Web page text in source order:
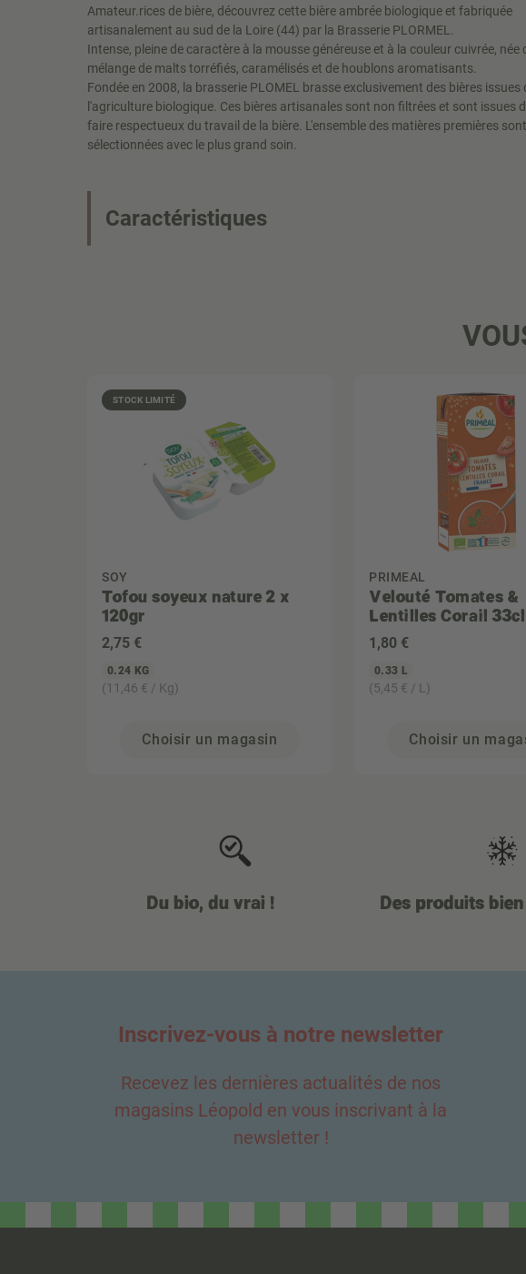
Amateur.rices de bière, découvrez cette bière ambrée biologique et fabriquée
artisanalement au sud de la Loire (44) par la Brasserie PLORMEL.
Intense, pleine de caractère à la mousse généreuse et à la couleur cuivrée, née
mélange de malts torréfiés, caramélisés et de houblons aromatisants.
Fondée en 2008, la brasserie PLOMEL brasse exclusivement des bières issues
l'agriculture biologique. Ces bières artisanales sont non filtrées et sont issues
faire respectueux du travail de la bière. L'ensemble des matières premières sont
sélectionnées avec le plus grand soin.
Caractéristiques
STOCK LIMITÉ
SOY
Tofou soyeux nature 2 x
120gr
2,75 €
0.24 KG
(11,46 € / Kg)
Choisir un magasin
PRIMEAL
Velouté Tomates &
Lentilles Corail 33cl
1 ,80 €
0.33 L
(5,45 € / L)
Choisir un
Du bio, du vrai ! Des produits
Inscrivez-vous à notre newsletter
Recevez les dernières actualités de nos
magasins Léopold en vous inscrivant à la
newsletter !